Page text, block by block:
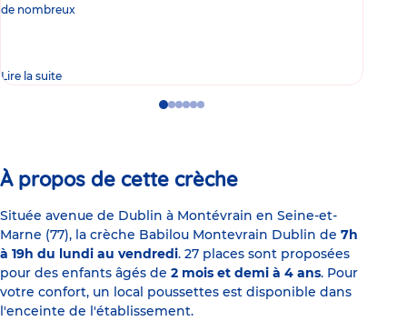
de nombreux
Lire la suite
GoGoGoGo
GoGo
À propos de cette crèche
Située avenue de Dublin à Montévrain en Seine-et-
Marne (77), la crèche Babilou Montevrain Dublin de 7h
à 19h du lundi au vendredi. 27 places sont proposées
pour des enfants âgés de 2 mois et demi à 4 ans. Pour
votre confort, un local poussettes est disponible dans
l'enceinte de l'établissement.